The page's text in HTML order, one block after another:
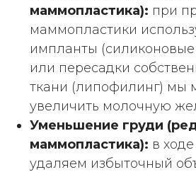
маммопластика): при
маммопластики
импланты
или пересадки
ткани (липофилинг) мы
увеличить молочную
Уменьшение груди
маммопластика): в
удаляем избыточный